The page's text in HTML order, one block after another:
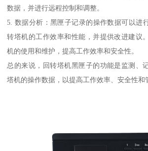
数据，并进行远程控制和调整。
5. 数据分析：黑匣子记录的操作数据可以进
转塔机的工作效率和性能，并提供改进建议
机的使用和维护，提高工作效率和安全性。
总的来说，回转塔机黑匣子的功能是监测、
塔机的操作数据，以提高工作效率、安全性和